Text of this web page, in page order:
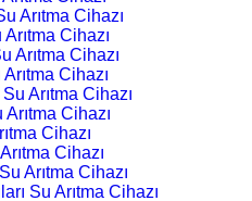
Arıtma Cihazı
Cihazı
Arıtma Cihazı
Cihazı
Arıtma Cihazı
Cihazı
Cihazı
Cihazı
Arıtma Cihazı
Su Arıtma Cihazı